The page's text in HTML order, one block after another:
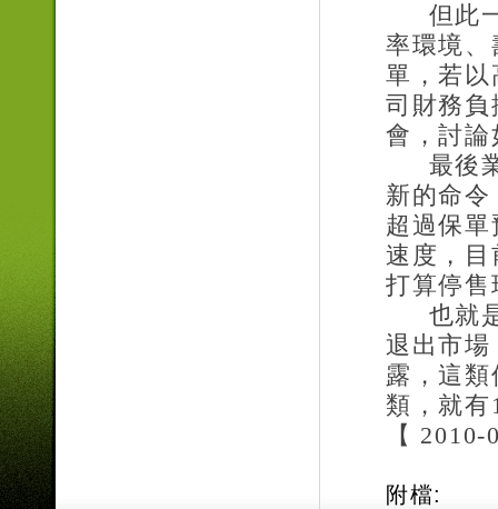
但此
率環境
單，若
司財務
會，討
最後
新的命
超過保
速度，
打算停
也就
退出市
露，這
類，就有
【 2010-
附檔: